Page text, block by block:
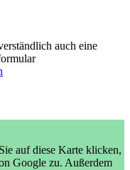
auch eine
auf diese Karte klicken,
Google zu. Außerdem